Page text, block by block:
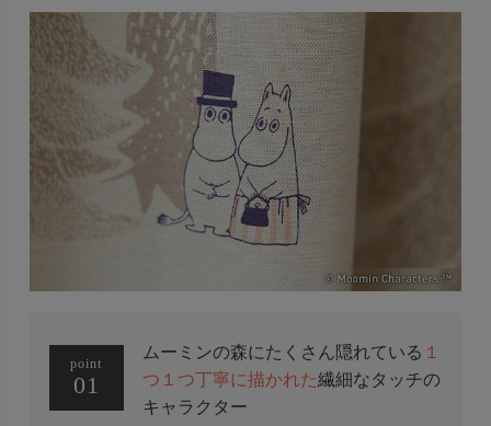
point
01
ムーミンの森にたくさん隠れている １
つ１つ丁寧に描かれた繊細なタッチの
キャラクター